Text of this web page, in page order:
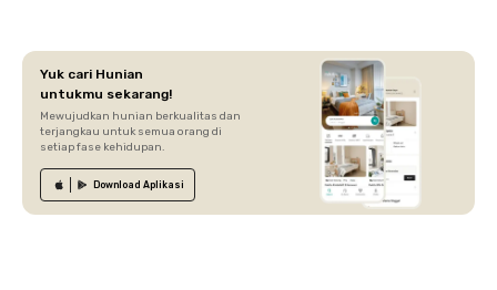
Yuk cari Hunian
untukmu sekarang!
Mewujudkan hunian berkualitas dan
terjangkau untuk semua orang di
setiap fase kehidupan.
Download Aplikasi